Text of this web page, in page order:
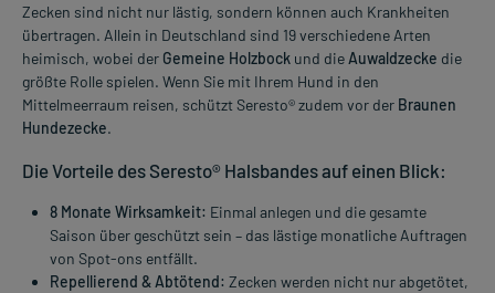
Zecken sind nicht nur lästig, sondern können auch Krankheiten
übertragen. Allein in Deutschland sind 19 verschiedene Arten
heimisch, wobei der Gemeine Holzbock und die Auwaldzecke die
größte Rolle spielen. Wenn Sie mit Ihrem Hund in den
Mittelmeerraum reisen, schützt Seresto® zudem vor der Braunen
Hundezecke.
Die Vorteile des Seresto® Halsbandes auf einen Blick:
8 Monate Wirksamkeit: Einmal anlegen und die gesamte
Saison über geschützt sein – das lästige monatliche Auftragen
von Spot-ons entfällt.
Repellierend & Abtötend: Zecken werden nicht nur abgetötet,